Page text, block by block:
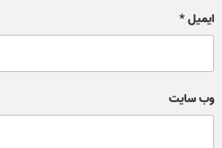
ایمیل*
وب‌ سایت